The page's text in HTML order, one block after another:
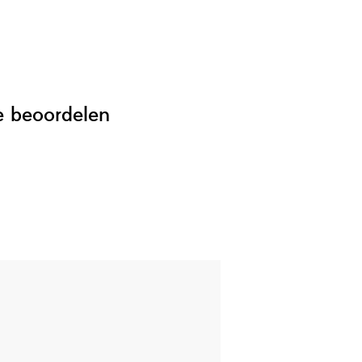
beoordelen